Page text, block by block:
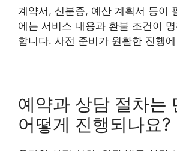
계약서, 신분증, 예산 계획서 등이
에는 서비스 내용과 환불 조건이
합니다. 사전 준비가 원활한 진행
예약과 상담 절차는
어떻게 진행되나요?